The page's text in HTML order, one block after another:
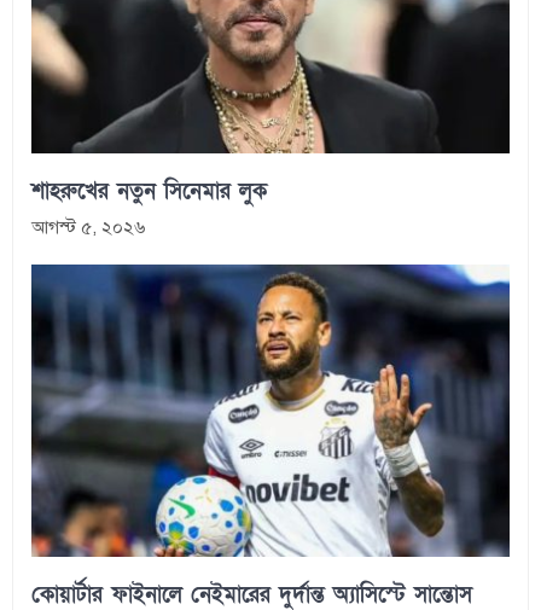
শাহরুখের নতুন সিনেমার লুক
আগস্ট ৫, ২০২৬
কোয়ার্টার ফাইনালে নেইমারের দুর্দান্ত অ্যাসিস্টে সান্তোস